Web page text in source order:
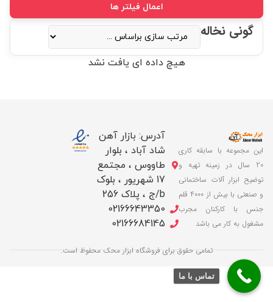
اعمال فیلتر ها
گونی نخاله
هیچ داده ای یافت نشد
این مجموعه با سابقه کاری
20 سال در زمینه تهیه و
توضیح ابزار آلات ساختمانی
و صنعتی با بیش از 4000 قلم
جنس با کارکنان مجرب
مشغول به کار می باشد
آدرس: بازار آهن
شاد آباد ، بلوار
طاووس ، مجتمع
17 شهریور ، بلوک
b/ج ، پلاک 256
02166643350
02166684145
تمامی حقوق برای فروشگاه ابزار محک محفوظ است.
تماس با ما